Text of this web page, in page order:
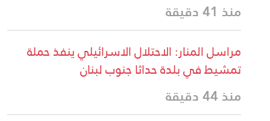
منذ 41 دقيقة
مراسل المنار: الاحتلال الاسرائيلي ينفذ حملة
تمشيط في بلدة حداثا جنوب لبنان
منذ 44 دقيقة